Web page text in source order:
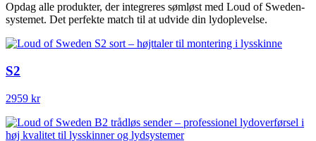
Opdag alle produkter, derintegreres sømløst med Loud of Sweden-
systemet. Det perfekte match til at udvide din lydoplevelse.
S2
2959 kr